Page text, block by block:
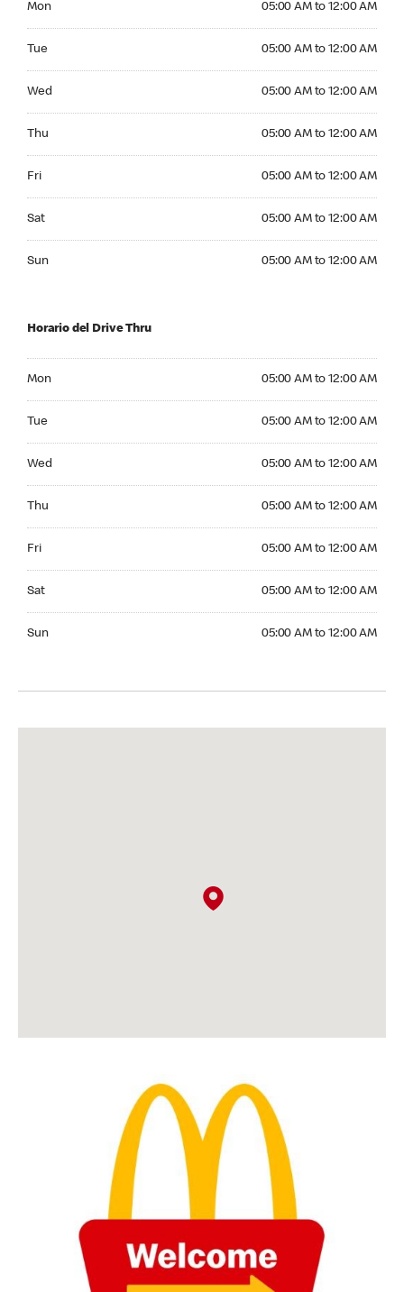
Mon 05:00 AM to 12:00 AM
Tue 05:00 AM to 12:00 AM
Wed 05:00 AM to 12:00 AM
Thu 05:00 AM to 12:00 AM
Fri 05:00 AM to 12:00 AM
Sat 05:00 AM to 12:00 AM
Sun 05:00 AM to 12:00 AM
Horario del Drive Thru
Mon 05:00 AM to 12:00 AM
Tue 05:00 AM to 12:00 AM
Wed 05:00 AM to 12:00 AM
Thu 05:00 AM to 12:00 AM
Fri 05:00 AM to 12:00 AM
Sat 05:00 AM to 12:00 AM
Sun 05:00 AM to 12:00 AM